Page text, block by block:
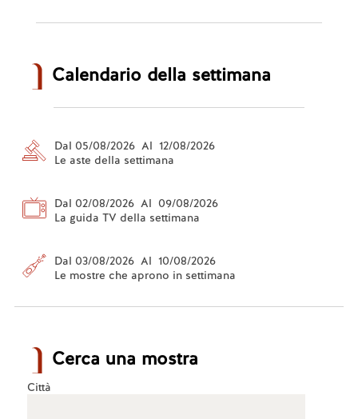
Calendario della settimana
Dal 05/08/2026 Al 12/08/2026
Le aste della settimana
Dal 02/08/2026 Al 09/08/2026
La guida TV della settimana
Dal 03/08/2026 Al 10/08/2026
Le mostre che aprono in settimana
Cerca una mostra
Città